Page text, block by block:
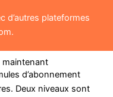
d’autres plateformes
maintenant
d’abonnement
Deux niveaux sont